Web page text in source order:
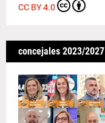
CC BY 4.0
concejales 2023/2027